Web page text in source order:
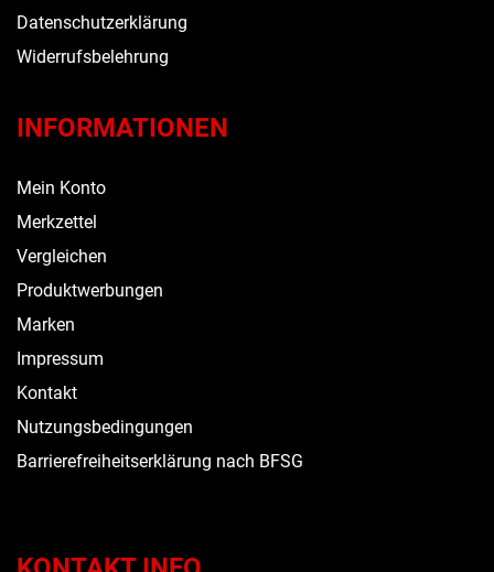
Datenschutzerklärung
Widerrufsbelehrung
INFORMATIONEN
Mein Konto
Merkzettel
Vergleichen
Produktwerbungen
Marken
Impressum
Kontakt
Nutzungsbedingungen
Barrierefreiheitserklärung nach BFSG